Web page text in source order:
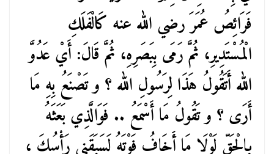
فَرَائِصُ عُمَرَ رضي الله عنه كَالْفَلَكِ
الْمُسْتَدِيرِ، ثُمَّ رَمَى بِبَصَرِهِ، ثُمَّ قَالَ: أَيْ عَدُوَّ
الله أَتَقُولُ هَذَا لِرَسُولِ الله ؟ و تَصْنَعُ بِهِ مَا
أَرَى ؟ و تَقُولُ مَا أَسْمَعُ .. فَوَالَّذِي بَعَثَهُ
بِالْحَقِّ لَوْلَا مَا أَخَافُ فَوْتَهُ لَسَبَقَنِي رَأْسُكَ ،